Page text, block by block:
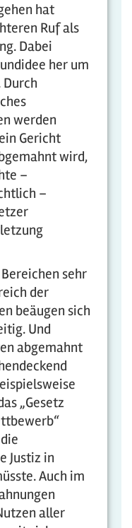
hat
Ruf als
Dabei
her um
werden
Gericht
wird,
–
–
sehr
der
beäugen sich
Und
abgemahnt
„Gesetz
Justiz in
Auch im
aller